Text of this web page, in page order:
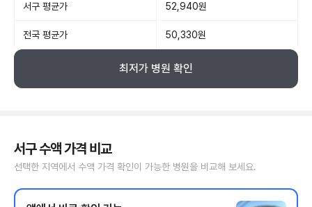
서구 평균가 52,940원
전국 평균가 50,330원
최저가 병원 확인
서구 수액 가격 비교
선택한 지역에서 수액 가격 확인이 가능한 병원을 비교해 보세요.